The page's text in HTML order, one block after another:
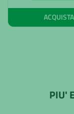
ACQUISTA
PIU'